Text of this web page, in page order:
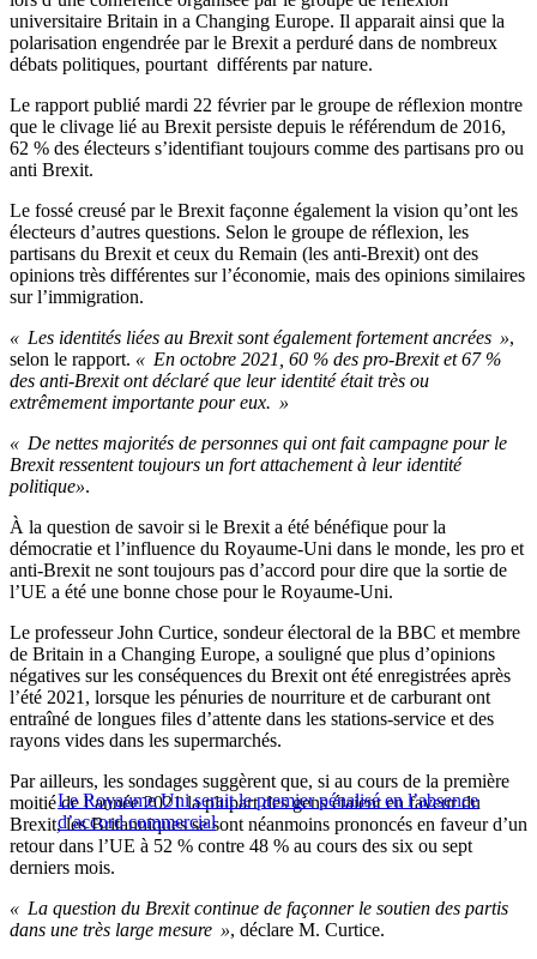
universitaire Britain in a Changing Europe. Il apparait ainsi que la
polarisation engendrée par le Brexit a perduré dans de nombreux
débats politiques, pourtant différents par nature.
Le rapport publié mardi 22 février par le groupe de réflexion montre
que le clivage lié au Brexit persiste depuis le référendum de 2016,
62 % des électeurs s’identifiant toujours comme des partisans pro ou
anti Brexit.
Le fossé creusé par le Brexit façonne également la vision qu’ont les
électeurs d’autres questions. Selon le groupe de réflexion, les
partisans du Brexit et ceux du Remain (les anti-Brexit) ont des
opinions très différentes sur l’économie, mais des opinions similaires
sur l’immigration.
« Les identités liées au Brexit sont également fortement ancrées »,
selon le rapport. « En octobre 2021, 60 % des pro-Brexit et 67 %
des anti-Brexit ont déclaré que leur identité était très ou
extrêmement importante pour eux. »
« De nettes majorités de personnes qui ont fait campagne pour le
Brexit ressentent toujours un fort attachement à leur identité
politique».
À la question de savoir si le Brexit a été bénéfique pour la
démocratie et l’influence du Royaume-Uni dans le monde, les pro et
anti-Brexit ne sont toujours pas d’accord pour dire que la sortie de
l’UE a été une bonne chose pour le Royaume-Uni.
Le professeur John Curtice, sondeur électoral de la BBC et membre
de Britain in a Changing Europe, a souligné que plus d’opinions
négatives sur les conséquences du Brexit ont été enregistrées après
l’été 2021, lorsque les pénuries de nourriture et de carburant ont
entraîné de longues files d’attente dans les stations-service et des
rayons vides dans les supermarchés.
Le Royaume Uni serait le premier pénalisé en l’absence
d’accord commercial
Par ailleurs, les sondages suggèrent que, si au cours de la première
moitié de l’année 2021 la plupart des gens étaient en faveur du
Brexit, les Britanniques se sont néanmoins prononcés en faveur d’un
retour dans l’UE à 52 % contre 48 % au cours des six ou sept
derniers mois.
« La question du Brexit continue de façonner le soutien des partis
dans une très large mesure », déclare M. Curtice.